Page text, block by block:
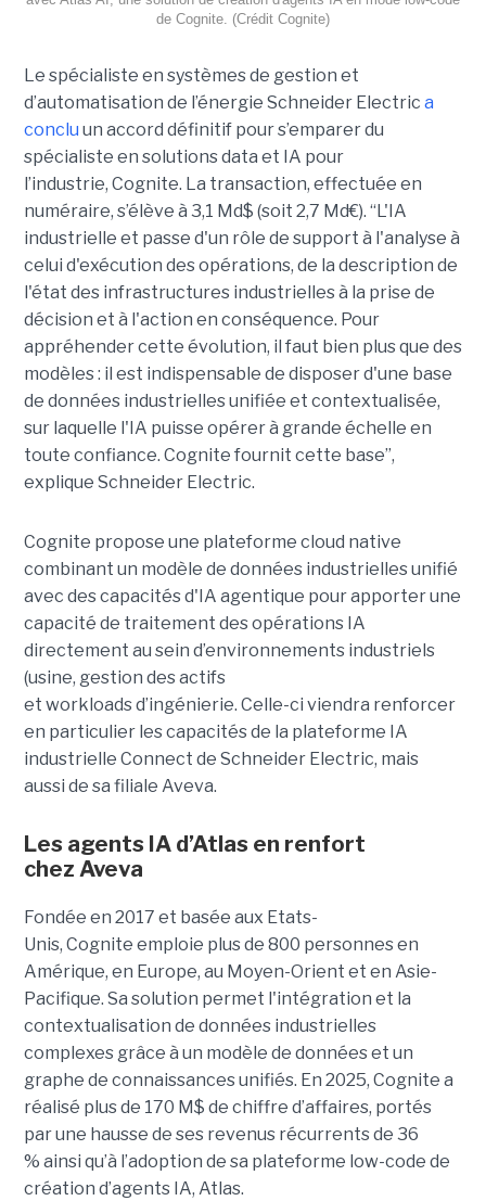
de Cognite. (Crédit Cognite)
Le spécialiste en systèmes de gestion et
d’automatisation de l’énergie Schneider Electric a
conclu un accord définitif pour s’emparer du
spécialiste en solutions data et IA pour
l’industrie, Cognite. La transaction, effectuée en
numéraire, s’élève à 3,1 Md$ (soit 2,7 Md€). “L'IA
industrielle et passe d'un rôle de support à l'analyse à
celui d'exécution des opérations, de la description de
l'état des infrastructures industrielles à la prise de
décision et à l'action en conséquence. Pour
appréhender cette évolution, il faut bien plus que des
modèles : il est indispensable de disposer d'une base
de données industrielles unifiée et contextualisée,
sur laquelle l'IA puisse opérer à grande échelle en
toute confiance. Cognite fournit cette base”,
explique Schneider Electric.
Cognite propose une plateforme cloud native
combinant un modèle de données industrielles unifié
avec des capacités d'IA agentique pour apporter une
capacité de traitement des opérations IA
directement au sein d’environnements industriels
(usine, gestion des actifs
et workloads d’ingénierie. Celle-ci viendra renforcer
en particulier les capacités de la plateforme IA
industrielle Connect de Schneider Electric, mais
aussi de sa filiale Aveva.
Les agents IA d’Atlas en renfort
chez Aveva
Fondée en 2017 et basée aux Etats-
Unis, Cognite emploie plus de 800 personnes en
Amérique, en Europe, au Moyen-Orient et en Asie-
Pacifique. Sa solution permet l'intégration et la
contextualisation de données industrielles
complexes grâce à un modèle de données et un
graphe de connaissances unifiés. En 2025, Cognite a
réalisé plus de 170 M$ de chiffre d’affaires, portés
par une hausse de ses revenus récurrents de 36
% ainsi qu’à l’adoption de sa plateforme low-code de
création d’agents IA, Atlas.